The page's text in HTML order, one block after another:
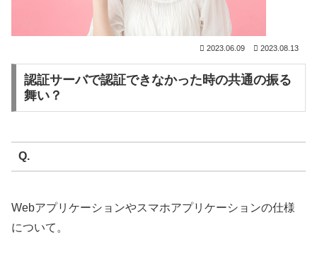
2023.06.09 2023.08.13
認証サーバで認証できなかった時の共通の振る
舞い？
Q.
Webアプリケーションやスマホアプリケーションの仕様
について。